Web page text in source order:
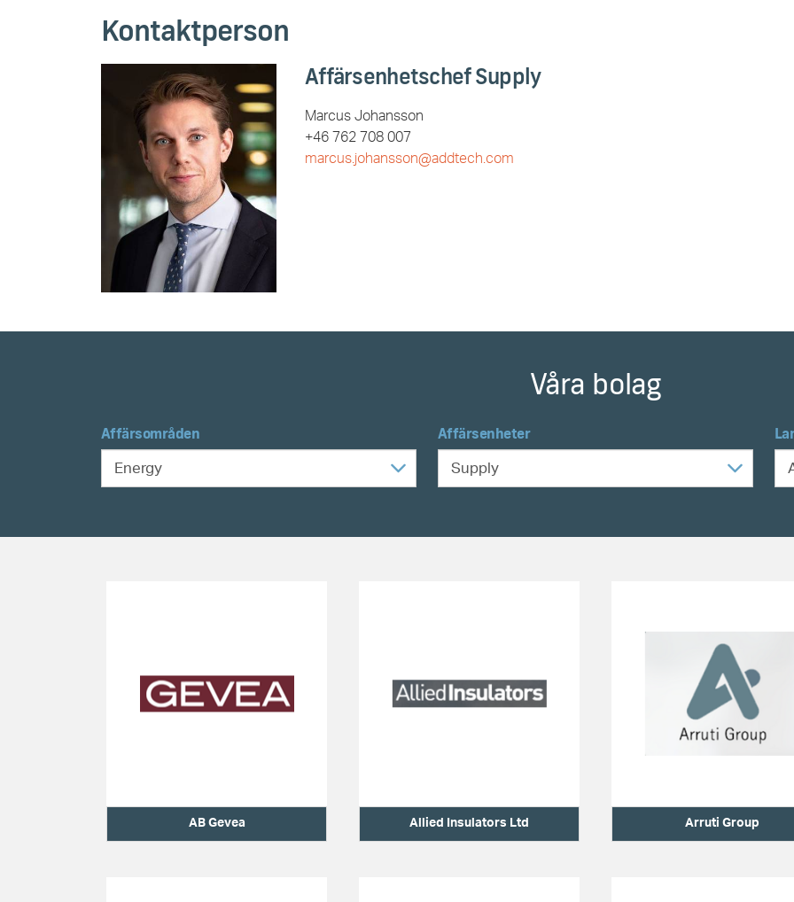
Kontaktperson
Affärsenhetschef Supply
Marcus Johansson
+46 762 708 007
marcus.johansson@addtech.com
Våra bolag
Affärsområden Affärsenheter
AB Gevea Allied Insulators Ltd Arruti Group